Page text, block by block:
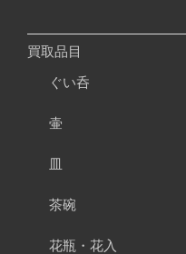
買取品目
ぐい呑
壷
皿
茶碗
花瓶・花入